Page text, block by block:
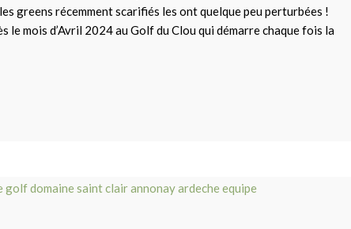
greens récemment scarifiés les ont quelque peu perturbées !
le mois d’Avril 2024 au Golf du Clou qui démarre chaque fois la